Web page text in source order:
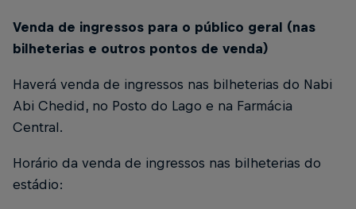
Venda de ingressos para o público geral (nas
bilheterias e outros pontos de venda)
Haverá venda de ingressos nas bilheterias do Nabi
Abi Chedid, no Posto do Lago e na Farmácia
Central.
Horário da venda de ingressos nas bilheterias do
estádio: